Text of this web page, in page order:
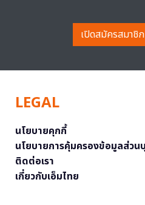
เปิดสมัครสมาชิ
LEGAL
นโยบายคุกกี้
นโยบายการคุ้มครองข้อมูลส่วน
ติดต่อเรา
เกี่ยวกับเอ็มไทย